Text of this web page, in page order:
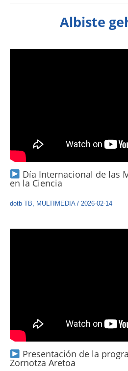
Albiste
Día Internacional de las
en la Ciencia
dotb TB, MULTIMEDIA/ 2026-02-14
Presentación de la
Zornotza Aretoa